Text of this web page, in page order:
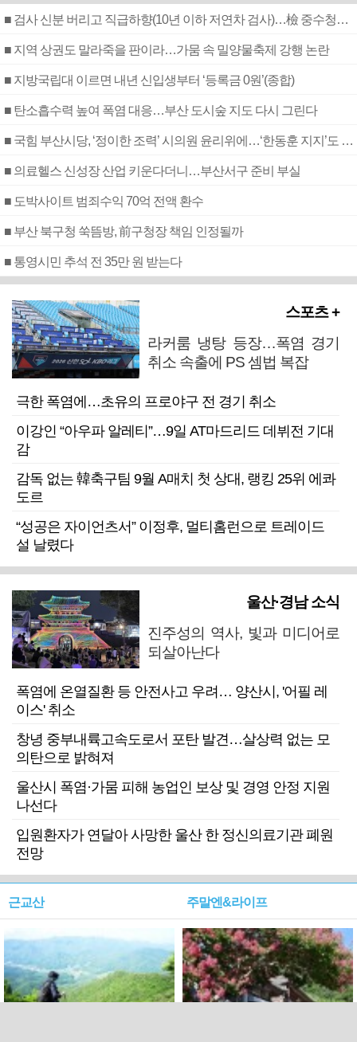
■ 검사 신분 버리고 직급하향(10년 이하 저연차 검사)…檢 중수청행 기피
■ 지역 상권도 말라죽을 판이라…가뭄 속 밀양물축제 강행 논란
■ 지방국립대 이르면 내년 신입생부터 ‘등록금 0원’(종합)
■ 탄소흡수력 높여 폭염 대응…부산 도시숲 지도 다시 그린다
■ 국힘 부산시당, ‘정이한 조력’ 시의원 윤리위에…‘한동훈 지지’도 신고접수
■ 의료헬스 신성장 산업 키운다더니…부산서구 준비 부실
■ 도박사이트 범죄수익 70억 전액 환수
■ 부산 북구청 쑥뜸방, 前구청장 책임 인정될까
■ 통영시민 추석 전 35만 원 받는다
스포츠 +
라커룸 냉탕 등장…폭염 경기
취소 속출에 PS 셈법 복잡
극한 폭염에…초유의 프로야구 전 경기 취소
이강인 “아우파 알레티”…9일 AT마드리드 데뷔전 기대
감
감독 없는 韓축구팀 9월 A매치 첫 상대, 랭킹 25위 에콰
도르
“성공은 자이언츠서” 이정후, 멀티홈런으로 트레이드
설 날렸다
울산·경남 소식
진주성의 역사, 빛과 미디어로
되살아난다
폭염에 온열질환 등 안전사고 우려… 양산시, '어필 레
이스' 취소
창녕 중부내륙고속도로서 포탄 발견…살상력 없는 모
의탄으로 밝혀져
울산시 폭염·가뭄 피해 농업인 보상 및 경영 안정 지원
나선다
입원환자가 연달아 사망한 울산 한 정신의료기관 폐원
전망
근교산 주말엔&라이프